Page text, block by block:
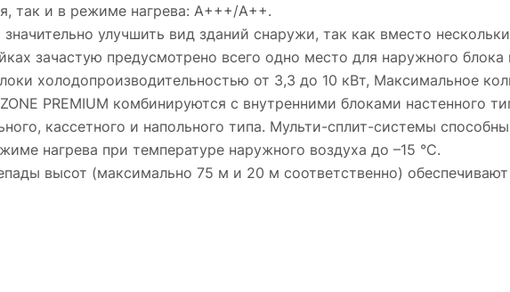
так и в режиме нагрева: А+++/A++.
улучшить вид зданий снаружи, так как вместо
зачастую предусмотрено всего одно место для наружного блока
холодопроизводительностью от 3,3 до 10 кВт, Максимальное
PREMIUM комбинируются с внутренними блоками настенного
кассетного и напольного типа. Мульти-сплит-системы
нагрева при температуре наружного воздуха до –15 °C.
высот (максимально 75 м и 20 м соответственно)